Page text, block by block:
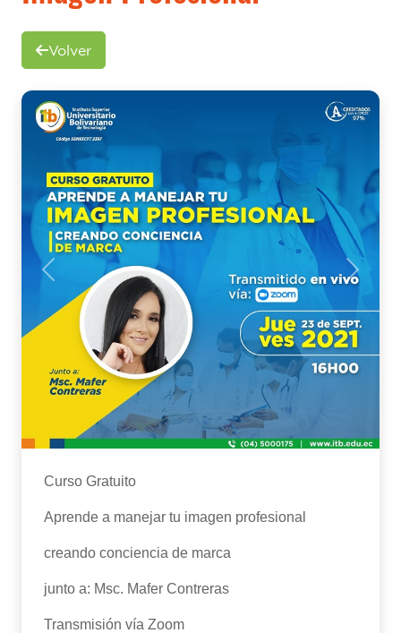
Volver
Previous Next
Curso Gratuito
Aprende a manejar tu imagen profesional
creando conciencia de marca
junto a: Msc. Mafer Contreras
Transmisión vía Zoom